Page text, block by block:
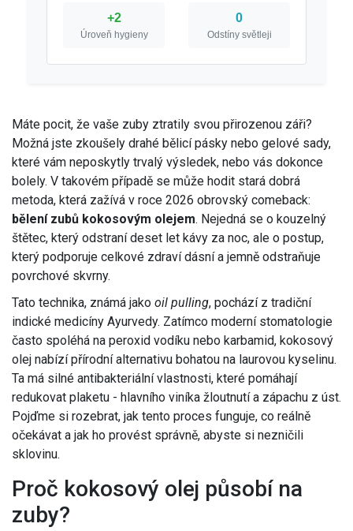
+2
Úroveň hygieny
0
Odstíny světleji
Máte pocit, že vaše zuby ztratily svou přirozenou záři?
Možná jste zkoušely drahé bělicí pásky nebo gelové sady,
které vám neposkytly trvalý výsledek, nebo vás dokonce
bolely. V takovém případě se může hodit stará dobrá
metoda, která zažívá v roce 2026 obrovský comeback:
bělení zubů kokosovým olejem. Nejedná se o kouzelný
štětec, který odstraní deset let kávy za noc, ale o postup,
který podporuje celkové zdraví dásní a jemně odstraňuje
povrchové skvrny.
Tato technika, známá jako oil pulling, pochází z tradiční
indické medicíny Ayurvedy. Zatímco moderní stomatologie
často spoléhá na peroxid vodíku nebo karbamid, kokosový
olej nabízí přírodní alternativu bohatou na laurovou kyselinu.
Ta má silné antibakteriální vlastnosti, které pomáhají
redukovat plaketu - hlavního viníka žloutnutí a zápachu z úst.
Pojďme si rozebrat, jak tento proces funguje, co reálně
očekávat a jak ho provést správně, abyste si nezničili
sklovinu.
Proč kokosový olej působí na
zuby?